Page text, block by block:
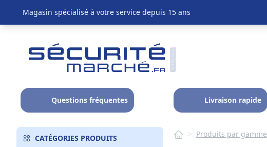
Magasin spécialisé à votre service depuis 15 ans
Questions fréquentes Livraison rapide
CATÉGORIES PRODUITS > Produits par gamme